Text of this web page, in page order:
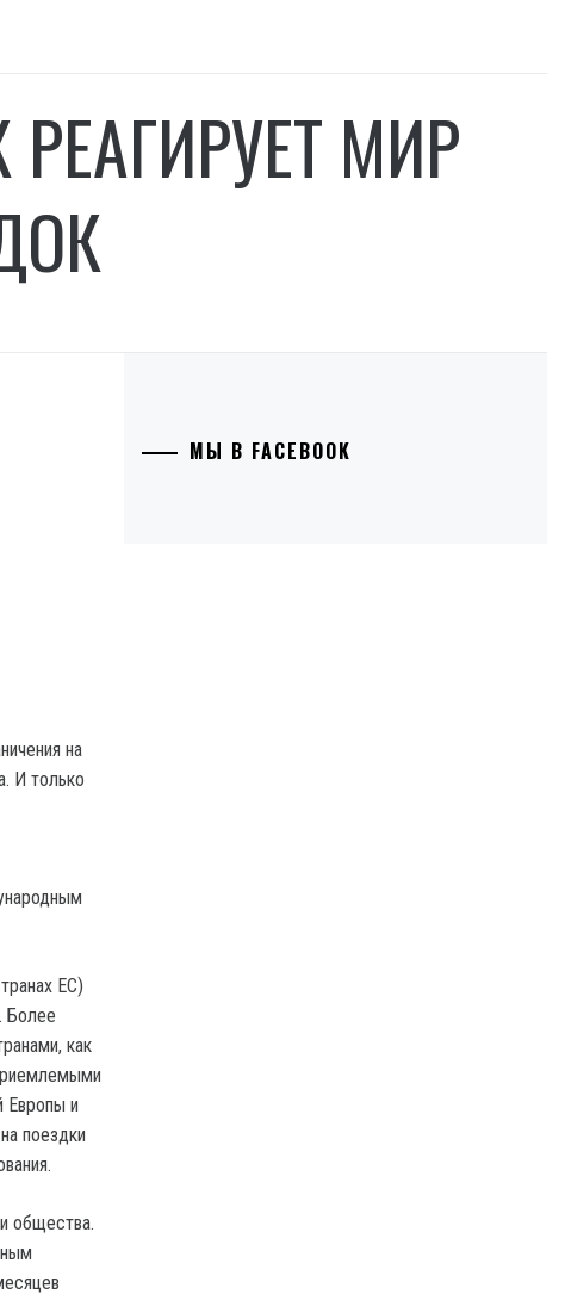
РЕАГИРУЕТ МИР
на
И только
ЕС)
Более
как
Европы и
поездки
общества.
МЫ В FACEBOOK